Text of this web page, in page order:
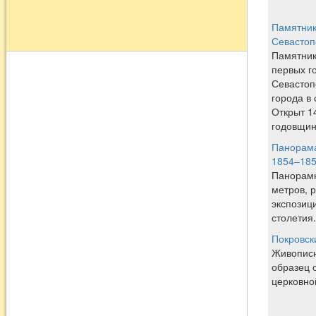
первых
города
Открыт
метров,
столетия.
образец